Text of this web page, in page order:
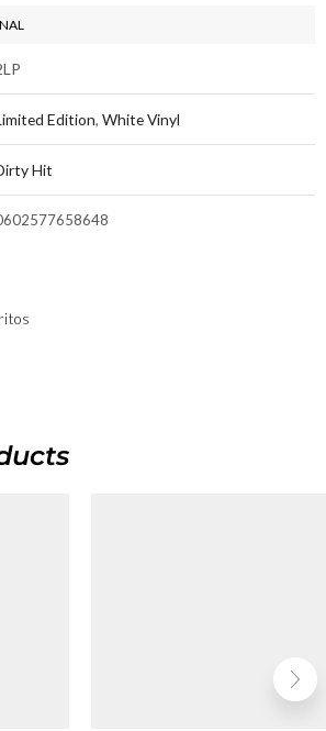
Edition, White Vinyl
Hit